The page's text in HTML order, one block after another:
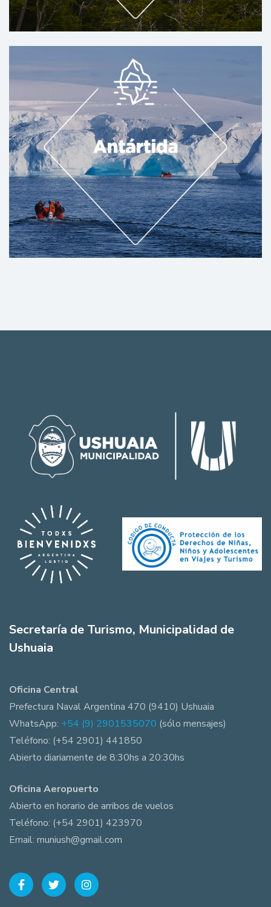
Secretaría de Turismo, Municipalidad de
Ushuaia
Oficina Central
Prefectura Naval Argentina 470 (9410) Ushuaia
WhatsApp: +54 (9) 2901535070 (sólo mensajes)
Teléfono: (+54 2901) 441850
Abierto diariamente de 8:30hs a 20:30hs
Oficina Aeropuerto
Abierto en horario de arribos de vuelos
Teléfono: (+54 2901) 423970
Email: muniush@gmail.com